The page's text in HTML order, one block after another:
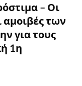
– Οι
αμοιβές των
για τους
1η